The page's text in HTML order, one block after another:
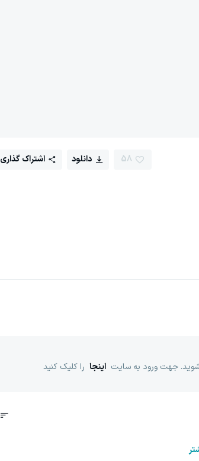
58 دانلود اشتراک گذاری
شوید. جهت ورود به سایت اینجا را کلیک کنید